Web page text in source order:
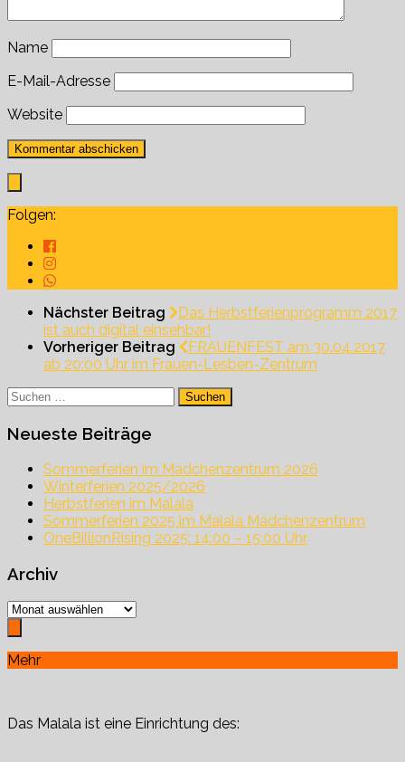
Name
E-Mail-Adresse
Website
Folgen:
Nächster Beitrag
Das Herbstferienprogramm 2017
ist auch digital einsehbar!
Vorheriger Beitrag
FRAUENFEST am 30.04.2017
ab 20:00 Uhr im Frauen-Lesben-Zentrum
Suchen
Neueste Beiträge
Sommerferien im Mädchenzentrum 2026
Winterferien 2025/2026
Herbstferien im Malala
Sommerferien 2025 im Malala Mädchenzentrum
OneBillionRising 2025: 14:00 – 15:00 Uhr
Archiv
Archiv
Mehr
Das Malala ist eine Einrichtung des: